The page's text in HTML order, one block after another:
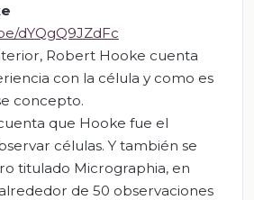
dYQgQ9JZdFc
Robert Hooke cuenta
con la célula y como es
concepto.
que Hooke fue el
células. Y también se
titulado Micrographia, en
de 50 observaciones